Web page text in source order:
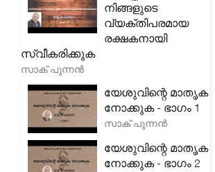
നിങ്ങളുടെ
വ്യക്തിപരമായ
രക്ഷകനായി
സ്വീകരിക്കുക
സാക് പുന്നൻ
യേശുവിന്റെ മാതൃക
നോക്കുക - ഭാഗം 1
സാക് പുന്നൻ
യേശുവിന്റെ മാതൃക
നോക്കുക - ഭാഗം 2